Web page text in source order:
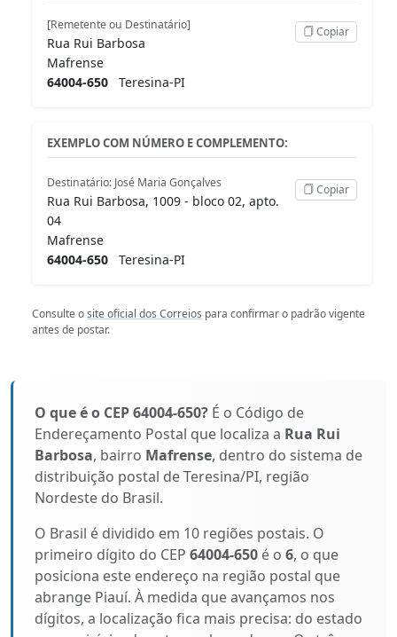
[Remetente ou Destinatário]
Rua Rui Barbosa
Mafrense
64004-650 Teresina-PI
Copiar
EXEMPLO COM NÚMERO E COMPLEMENTO:
Destinatário: José Maria Gonçalves
Rua Rui Barbosa, 1009 - bloco 02, apto.
04
Mafrense
64004-650 Teresina-PI
Copiar
Consulte osite oficial dos Correios para confirmar o padrão vigente
antes de postar.
O que é o CEP 64004-650? É o Código de
Endereçamento Postal que localiza a Rua Rui
Barbosa, bairro Mafrense, dentro do sistema de
distribuição postal de Teresina/PI, região
Nordeste do Brasil.
O Brasil é dividido em 10 regiões postais. O
primeiro dígito do CEP 64004-650 é o 6, o que
posiciona este endereço na região postal que
abrange Piauí. À medida que avançamos nos
dígitos, a localização fica mais precisa: do estado